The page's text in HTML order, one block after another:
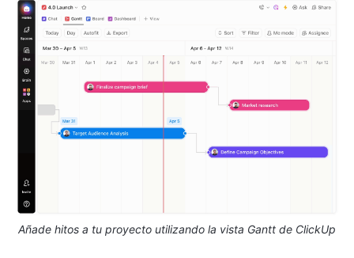
Añade hitos a tu proyecto utilizando la vista Gantt de ClickUp